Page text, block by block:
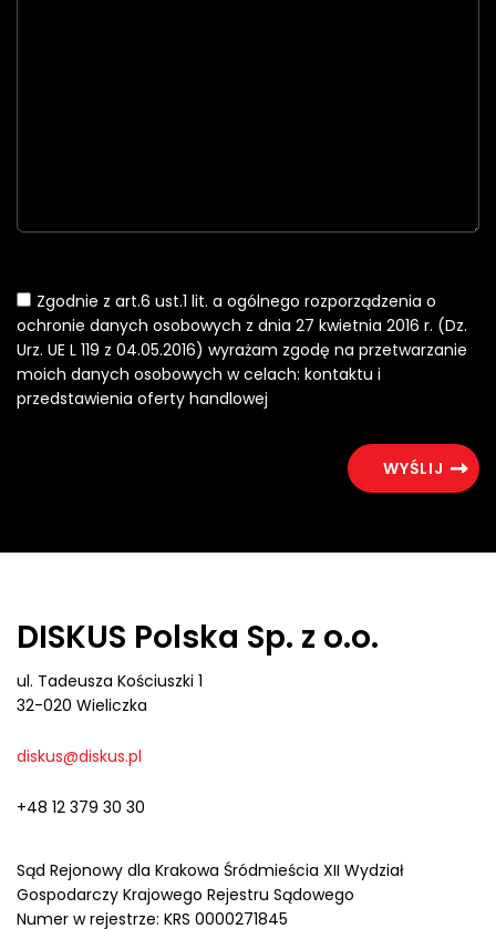
Zgodnie z art.6 ust.1 lit. a ogólnego rozporządzenia o
ochronie danych osobowych z dnia 27 kwietnia 2016 r. (Dz.
Urz. UE L 119 z 04.05.2016) wyrażam zgodę na przetwarzanie
moich danych osobowych w celach: kontaktu i
przedstawienia oferty handlowej
DISKUS Polska Sp. z o.o.
ul. Tadeusza Kościuszki 1
32-020 Wieliczka
diskus@diskus.pl
+48 12 379 30 30
Sąd Rejonowy dla Krakowa Śródmieścia XII Wydział
Gospodarczy Krajowego Rejestru Sądowego
Numer w rejestrze: KRS 0000271845